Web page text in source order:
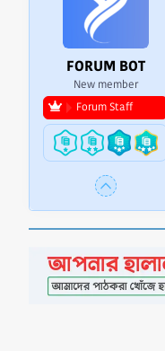
FORUM BOT
New member
Forum Staff